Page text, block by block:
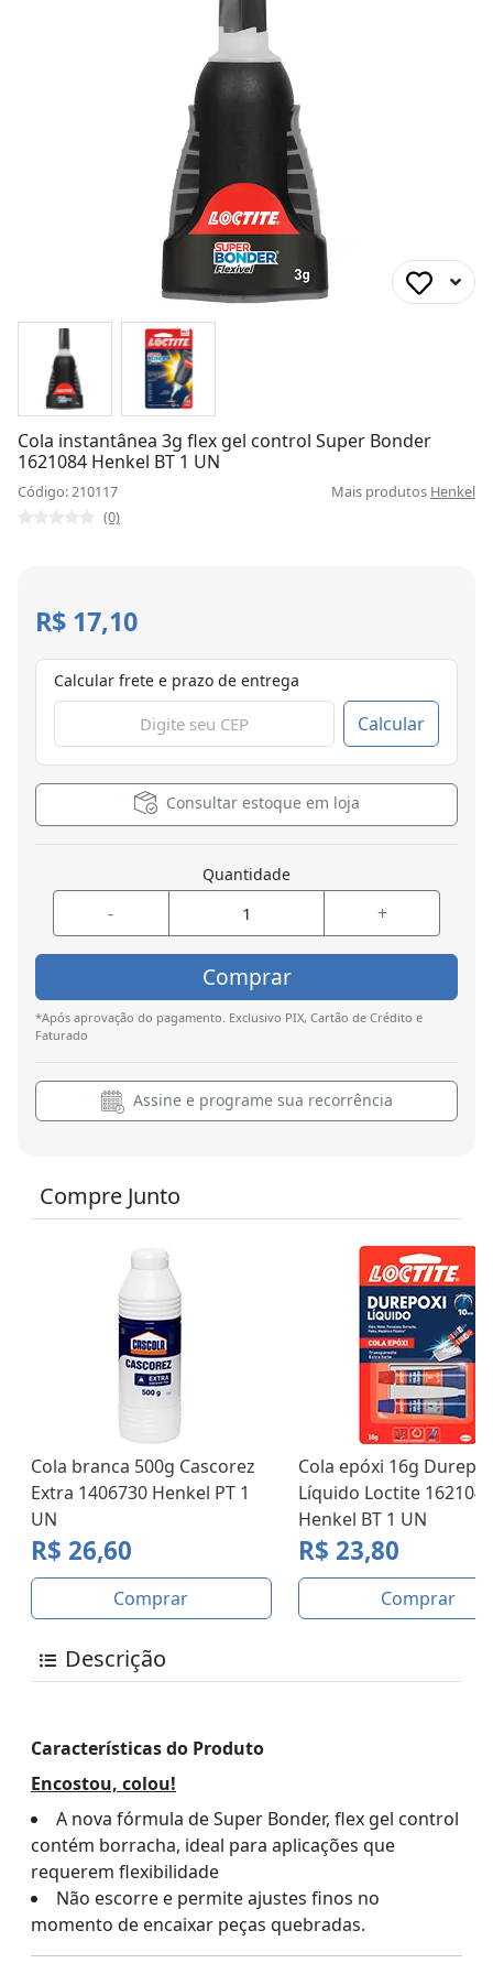
Cola instantânea 3g flex gel control Super Bonder
1621084 Henkel BT 1 UN
Código: 210117 Mais produtos Henkel
(0)
R$ 17,10
Calcular frete e prazo de entrega
Calcular
Consultar estoque em loja
Quantidade
- +
Comprar
*Após aprovação do pagamento. Exclusivo PIX, Cartão de Crédito e
Faturado
Assine e programe sua recorrência
Compre Junto
Cola branca 500g Cascorez
Extra 1406730 Henkel PT 1
UN
R$ 26,60
Comprar
Cola epóxi 16g
Líquido Loctite 1621049
Henkel BT 1 UN
R$ 23,80
Comprar
Descrição
Características do Produto
Encostou, colou!
A nova fórmula de Super Bonder, flex gel control
contém borracha, ideal para aplicações que
requerem flexibilidade
Não escorre e permite ajustes finos no
momento de encaixar peças quebradas.